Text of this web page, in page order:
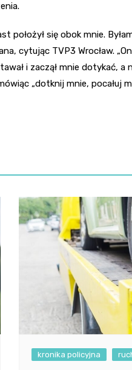
położył się obok mnie.
cytując TVP3 Wrocław.
i zaczął mnie dotykać,
„dotknij mnie, pocałuj
kronika policyjna